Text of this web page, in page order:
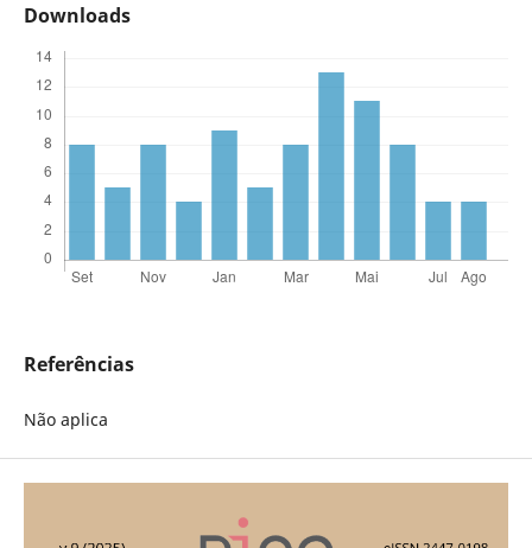
Downloads
Referências
Não aplica